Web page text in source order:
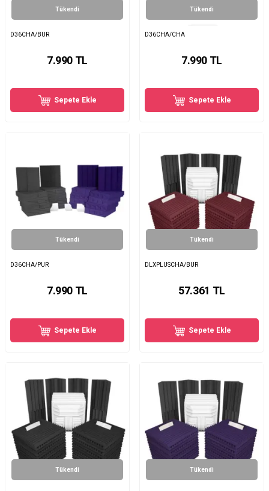
Tükendi
D36CHA/BUR
7.990 TL
Sepete Ekle
Tükendi
D36CHA/CHA
7.990 TL
Sepete Ekle
Tükendi
D36CHA/PUR
7.990 TL
Sepete Ekle
Tükendi
DLXPLUSCHA/BUR
57.361 TL
Sepete Ekle
Tükendi Tükendi